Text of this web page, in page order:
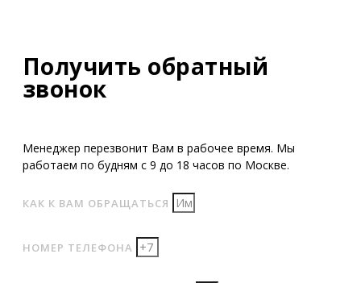
Получить обратный
звонок
Менеджер перезвонит Вам в рабочее время. Мы
работаем по будням с 9 до 18 часов по Москве.
КАК К ВАМ ОБРАЩАТЬСЯ
НОМЕР ТЕЛЕФОНА